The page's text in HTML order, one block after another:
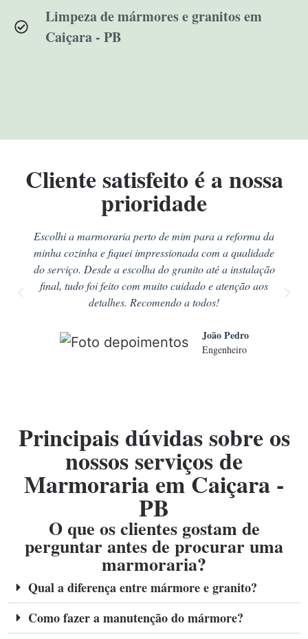
Limpeza de mármores e granitos em
Caiçara - PB
Cliente satisfeito é a nossa
prioridade
Escolhi a marmoraria perto de mim para a reforma da
minha cozinha e fiquei impressionada com a qualidade
do serviço. Desde a escolha do granito até a instalação
final, tudo foi feito com muito cuidado e atenção aos
detalhes. Recomendo a todos!
João Pedro
Engenheiro
Principais dúvidas sobre os
nossos serviços de
Marmoraria em Caiçara -
PB
O que os clientes gostam de
perguntar antes de procurar uma
marmoraria?
Qual a diferença entre mármore e granito?
Como fazer a manutenção do mármore?